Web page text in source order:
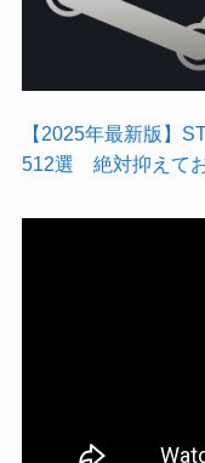
【2025年最新版】
512選 絶対抑えて